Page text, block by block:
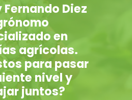
Fernando Diez
en
agrícolas.
para pasar
nivel y
juntos?